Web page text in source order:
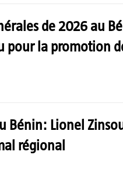
de 2026 au
pour la promotion
Bénin: Lionel
régional